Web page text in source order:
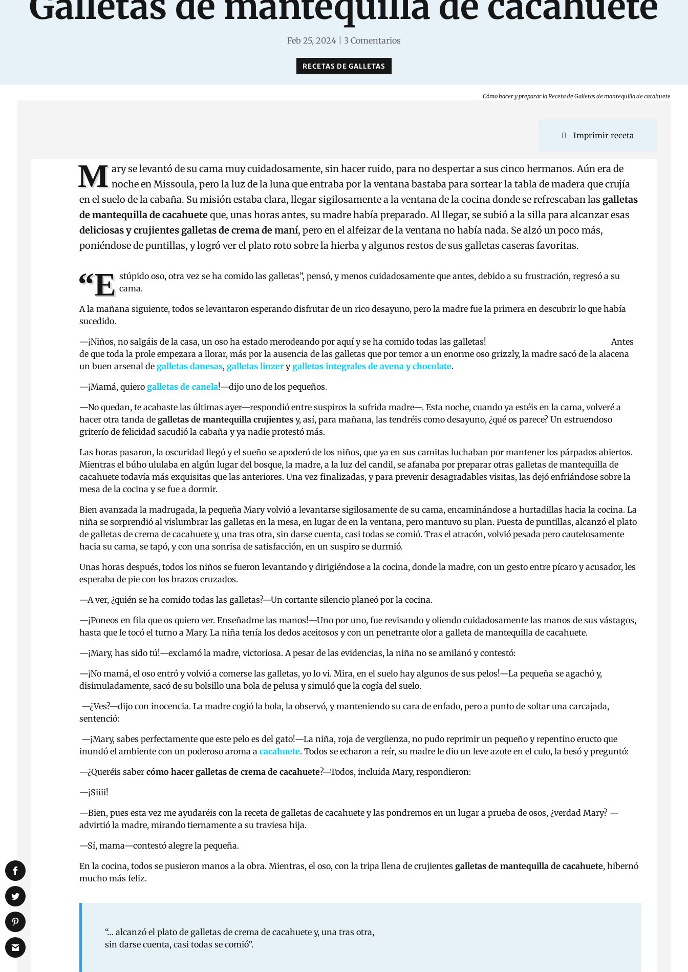
Feb 25, 2024| 3 Comentarios
RECETAS DE GALLETAS
Cómo hacer y preparar la Receta de Galletas de mantequilla de cacahuete
Imprimir receta
M ary se levantó de su cama muy cuidadosamente, sin hacer ruido, para no despertar a sus cinco hermanos. Aún era de
noche en Missoula, pero la luz de la luna que entraba por la ventana bastaba para sortear la tabla de madera que crujía
en el suelo de la cabaña. Su misión estaba clara, llegar sigilosamente a la ventana de la cocina donde se refrescaban las galletas
de mantequilla de cacahueteque, unas horas antes, su madre había preparado. Al llegar, se subió a la silla para alcanzar esas
deliciosas y crujientes galletas de crema de maní, pero en el alfeizar de la ventana no había nada. Se alzó un poco más,
poniéndose de puntillas, y logró ver el plato roto sobre la hierba y algunos restos de sus galletas caseras favoritas.
“E stúpido oso, otra vez se ha comido las galletas”, pensó, y menos cuidadosamente que antes, debido a su frustración, regresó a su
cama.
A la mañana siguiente, todos se levantaron esperando disfrutar de un rico desayuno, pero la madre fue la primera en descubrir lo que había
sucedido.
—¡Niños, no salgáis de la casa, un oso ha estado merodeando por aquí y se ha comido todas las galletas! Antes
de que toda la prole empezara a llorar, más por la ausencia de las galletas que por temor a un enorme oso grizzly, la madre sacó de la alacena
un buen arsenal degalletas danesas,galletas linzer ygalletas integrales de avena y chocolate.
—¡Mamá, quierogalletas de canela!—dijo uno de los pequeños.
—No quedan, te acabaste las últimas ayer—respondió entre suspiros la sufrida madre—. Esta noche, cuando ya estéis en la cama, volveré a
hacer otra tanda degalletas de mantequilla crujientes y, así, para mañana, las tendréis como desayuno, ¿qué os parece? Un estruendoso
griterío de felicidad sacudió la cabaña y ya nadie protestó más.
Las horas pasaron, la oscuridad llegó y el sueño se apoderó de los niños, que ya en sus camitas luchaban por mantener los párpados abiertos.
Mientras el búho ululaba en algún lugar del bosque, la madre, a la luz del candil, se afanaba por preparar otras galletas de mantequilla de
cacahuete todavía más exquisitas que las anteriores. Una vez finalizadas, y para prevenir desagradables visitas, las dejó enfriándose sobre la
mesa de la cocina y se fue a dormir.
Bien avanzada la madrugada, la pequeña Mary volvió a levantarse sigilosamente de su cama, encaminándose a hurtadillas hacia la cocina. La
niña se sorprendió al vislumbrar las galletas en la mesa, en lugar de en la ventana, pero mantuvo su plan. Puesta de puntillas, alcanzó el plato
de galletas de crema de cacahuete y, una tras otra, sin darse cuenta, casi todas se comió. Tras el atracón, volvió pesada pero cautelosamente
hacia su cama, se tapó, y con una sonrisa de satisfacción, en un suspiro se durmió.
Unas horas después, todos los niños se fueron levantando y dirigiéndose a la cocina, donde la madre, con un gesto entre pícaro y acusador, les
esperaba de pie con los brazos cruzados.
—A ver, ¿quién se ha comido todas las galletas?—Un cortante silencio planeó por la cocina.
—¡Poneos en fila que os quiero ver. Enseñadme las manos!—Uno por uno, fue revisando y oliendo cuidadosamente las manos de sus vástagos,
hasta que le tocó el turno a Mary. La niña tenía los dedos aceitosos y con un penetrante olor a galleta de mantequilla de cacahuete.
—¡Mary, has sido tú!—exclamó la madre, victoriosa. A pesar de las evidencias, la niña no se amilanó y contestó:
—¡No mamá, el oso entró y volvió a comerse las galletas, yo lo vi. Mira, en el suelo hay algunos de sus pelos!—La pequeña se agachó y,
disimuladamente, sacó de su bolsillo una bola de pelusa y simuló que la cogía del suelo.
—¿Ves?—dijo con inocencia.La madre cogió la bola, la observó, y manteniendo su cara de enfado, pero a punto de soltar una carcajada,
sentenció:
—¡Mary, sabes perfectamente que este pelo es del gato!—La niña, roja de vergüenza, no pudo reprimir un pequeño y repentino eructo que
inundó el ambiente con un poderoso aroma acacahuete. Todos se echaron a reír, su madre le dio un leve azote en el culo, la besó y preguntó:
—¿Queréis sabercómo hacer galletas de crema de cacahuete?—Todos, incluida Mary, respondieron:
—¡Siiii!
—Bien, pues esta vez me ayudaréis con la receta de galletas de cacahuete y las pondremos en un lugar a prueba de osos, ¿verdad Mary? —
advirtió la madre, mirando tiernamente a su traviesa hija.
—Sí, mama—contestó alegre la pequeña.
En la cocina, todos se pusieron manos a la obra. Mientras, el oso, con la tripa llena de crujientes galletas de mantequilla de cacahuete, hibernó
mucho más feliz.
“… alcanzó el plato de galletas de crema de cacahuete y, una tras otra,
sin darse cuenta, casi todas se comió”.